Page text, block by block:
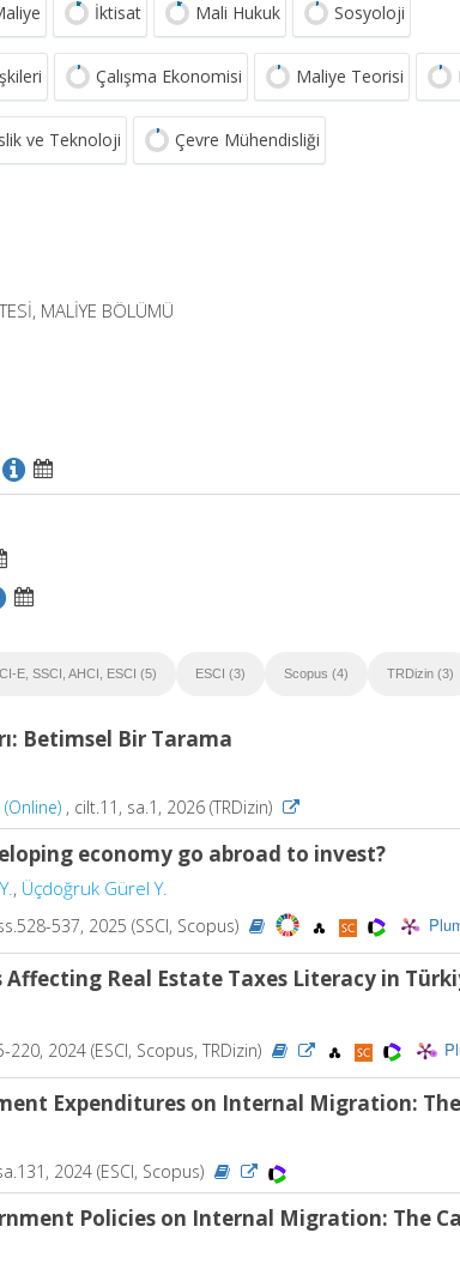
İktisat Mali Hukuk Sosyoloji
Çalışma Ekonomisi Maliye Teorisi
ve Teknoloji Çevre Mühendisliği
MALİYE BÖLÜMÜ
E, SSCI, AHCI, ESCI (5) ESCI (3) Scopus (4) TRDizin (3)
Betimsel Bir Tarama
, cilt.11, sa.1, 2026 (TRDizin)
economy go abroad to invest?
, Üçdoğruk Gürel Y.
537, 2025 (SSCI, Scopus)
Real Estate Taxes Literacy in
220, 2024 (ESCI, Scopus, TRDizin)
Expenditures on Internal Migration:
2024 (ESCI, Scopus)
Policies on Internal Migration: The